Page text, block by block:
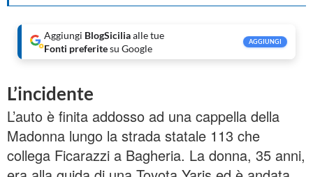
Aggiungi BlogSiciliaalle tue
Fonti preferitesu Google
AGGIUNGI
L’incidente
L’auto è finita addosso ad una cappella della
Madonna lungo la strada statale 113 che
collega Ficarazzi a Bagheria. La donna, 35 anni,